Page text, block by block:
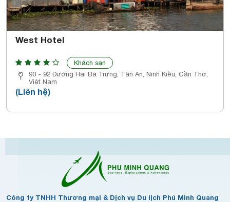
West Hotel
Khách sạn
90 - 92 Đường Hai Bà Trưng, Tân An, Ninh Kiều, Cần Thơ,
Việt Nam
(Liên hệ)
Công ty TNHH Thương mại & Dịch vụ Du lịch Phú Minh Quang